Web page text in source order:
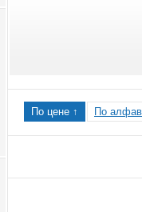
По цене ↑ По